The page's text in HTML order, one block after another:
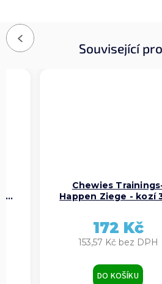
Související
Previous
Chewies
Happen Ziege - kozí
153,57 Kč bez DPH
172 Kč
DO KOŠÍKU